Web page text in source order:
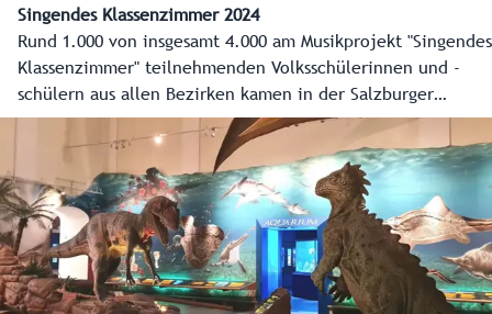
Singendes Klassenzimmer 2024
Rund 1.000 von insgesamt 4.000 am Musikprojekt "Singendes
Klassenzimmer" teilnehmenden Volksschülerinnen und -
schülern aus allen Bezirken kamen in der Salzburger
Altstadt zum großen Abschlussfest zusammen.